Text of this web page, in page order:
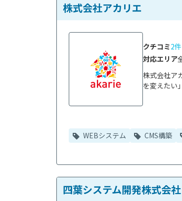
株式会社アカリエ
株式会社ア
を変えたい
クチコミ2件
対応エリア
WEBシステム CMS構築
四葉システム開発株式会社